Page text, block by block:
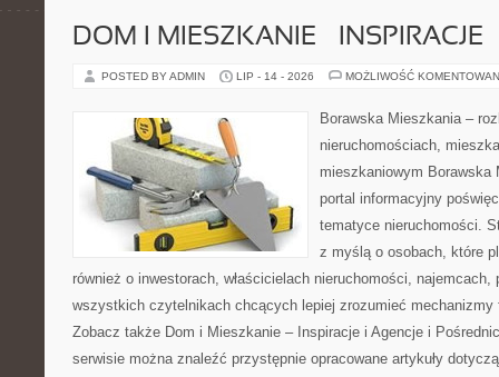
DOM I MIESZKANIE – INSPIRACJE
POSTED BY ADMIN LIP - 14 - 2026 MOŻLIWOŚĆ
Borawska Mieszkania –
nieruchomościach,
mieszkaniowym Borawska
portal informacyjny
tematyce nieruchomości.
z myślą o osobach, które
również o inwestorach, właścicielach nieruchomości, najemcach,
wszystkich czytelnikach chcących lepiej zrozumieć mechanizmy
Zobacz także Dom i Mieszkanie – Inspiracje i Agencje i
serwisie można znaleźć przystępnie opracowane artykuły